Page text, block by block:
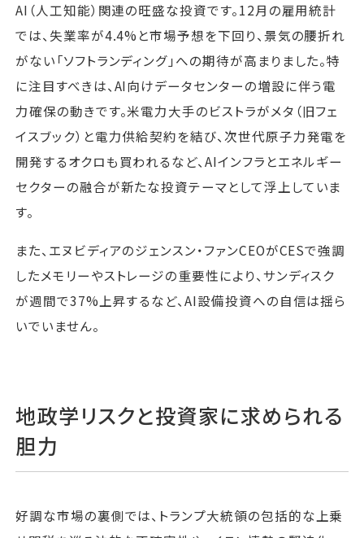
AI（人工知能）関連の旺盛な投資です。12月の雇用統計
では、失業率が4.4%と市場予想を下回り、景気の腰折れ
がない「ソフトランディング」への期待が高まりました。特
に注目すべきは、AI向けデータセンターの増設に伴う電
力確保の動きです。米電力大手のビストラがメタ（旧フェ
イスブック）と電力供給契約を結び、次世代原子力発電を
開発するオクロも買われるなど、AIインフラとエネルギー
セクターの融合が新たな投資テーマとして浮上していま
す。
また、エヌビディアのジェンスン・ファンCEOがCESで強調
したメモリーやストレージの重要性により、サンディスク
が週間で37%上昇するなど、AI設備投資への自信は揺ら
いでいません。
地政学リスクと投資家に求められる
胆力
好調な市場の裏側では、トランプ大統領の包括的な上乗